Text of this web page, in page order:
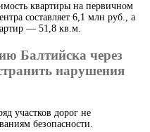
квартиры на первичном
составляет 6,1 млн руб., а
— 51,8 кв.м.
Балтийска через
нарушения
участков дорог не
безопасности.